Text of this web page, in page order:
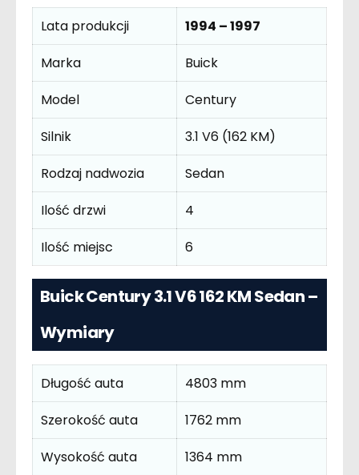
Lata produkcji
1994 – 1997
Marka
Buick
Model
Century
Silnik
3.1 V6 (162 KM)
Rodzaj nadwozia
Sedan
Ilość drzwi
4
Ilość miejsc
6
Buick Century 3.1 V6 162 KM Sedan –
Wymiary
Długość auta
4803 mm
Szerokość auta
1762 mm
Wysokość auta
1364 mm